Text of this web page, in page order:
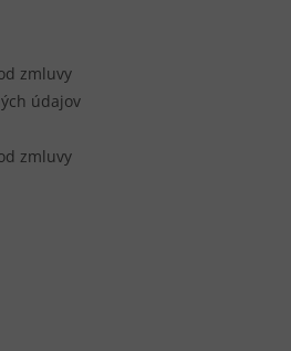
zmluvy
údajov
zmluvy